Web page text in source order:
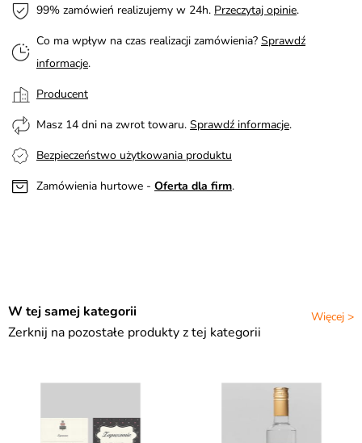
99% zamówień realizujemy w 24h. Przeczytaj opinie.
Co ma wpływ na czas realizacji zamówienia? Sprawdź
informacje.
Producent
Masz 14 dni na zwrot towaru. Sprawdź informacje.
Bezpieczeństwo użytkowania produktu
Zamówienia hurtowe - Oferta dla firm.
Więcej >
W tej samej kategorii
Zerknij na pozostałe produkty z tej kategorii